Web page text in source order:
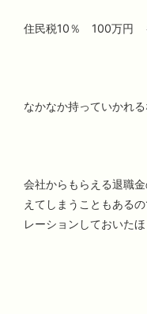
住民税10％ 100万円
なかなか持っていかれ
会社からもらえる退職
えてしまうこともある
レーションしておいたほ